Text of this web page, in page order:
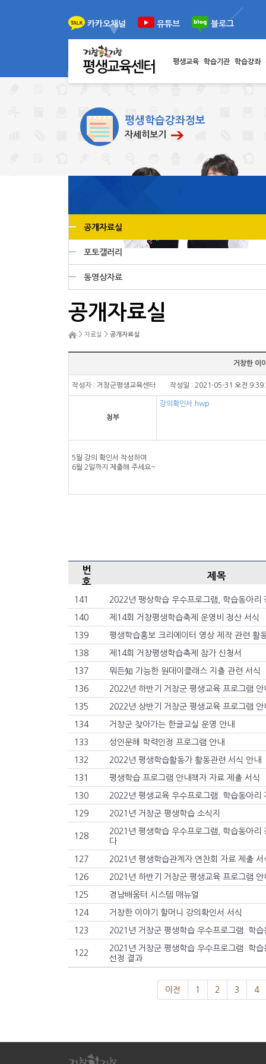
카카오채널
유튜브 블로그
평생교육 학습기관 학습강좌
평생학습강좌정보
자세히보기
공개자료실
포토갤러리
동영상자료
공개자료실
> 자료실 > 공개자료실
거창한 이
작성자 : 거창군평생교육센터 작성일 : 2021-05-31 오전
첨부
강의확인서.hwp
5월 강의 확인서 작성하여
6월 2일까지 제출해 주세요~
번
호
제목
141 2022년 팽상학습 우수프로그램, 학습동아리
140 제14회 거창평생학습축제 운영비 정산 서식
139 평생학습홍보 크리에이터 영상 제작 관련 활
138 제14회 거창평생학습축제 참가 신청서
137 뭐든知 가능한 원데이클래스 지츨 관련 서식
136 2022년 하반기 거창군 평생교육 프로그램 안
135 2022년 상반기 거창군 평생교육 프로그램 안
134 거창군 찾아가는 한글교실 운영 안내
133 성인문해 학력인정 프로그램 안내
132 2022년 평생학습활동가 활동관련 서식 안내
131 평생학습 프로그램 안내책자 자료 제출 서식
130
129 2021년 거창군 평생학습 소식지
128
2021년 평생학습 우수프로그램, 학습동아리
다.
127 2021년 평생학습관계자 연찬회 자료 제출 서
126 2021년 하반기 거창군 평생교육 프로그램 안
125 경남배움터 시스템 매뉴얼
124 거창한 이야기 할머니 강의확인서 서식
123
122
2021년 거창군 평생학습 우수프로그램. 학습
선정 결과
이전 1 2 3 4